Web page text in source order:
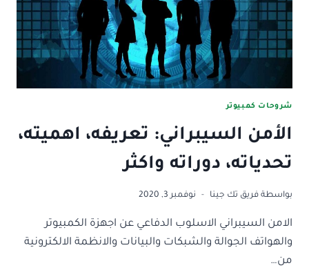
شروحات كمبيوتر
الأمن السيبراني: تعريفه، اهميته،
تحدياته، دوراته واكثر
بواسطة فريق تك جينا نوفمبر 3, 2020
الامن السيبراني الاسلوب الدفاعي عن اجهزة الكمبيوتر
والهواتف الجوالة والشبكات والبيانات والانظمة الالكترونية
من…